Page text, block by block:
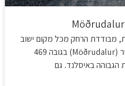
מבודדת הרחק מכל מקום ישוב
נמצאת חוות מודרודאלור (Möðrudalur) בגובה 469
הגבוהה באיסלנד. גם